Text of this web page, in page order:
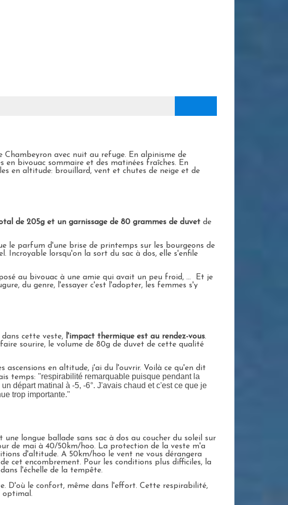
avec nuit au refuge. En alpinisme de
en bivouac sommaire et des matinées fraîches. En
en altitude: brouillard, vent et chutes de neige et de
de 205g et un garnissage de 80 grammes de duvet de
le parfum d'une brise de printemps sur les bourgeons de
Incroyable lorsqu'on la sort du sac à dos, elle s'enfile
au bivouac à une amie qui avait un peu froid, ... Et je
du genre, l'essayer c'est l'adopter, les femmes s'y
cette veste, l'impact thermique est au rendez-vous.
sourire, le volume de 80g de duvet de cette qualité
en altitude, j'ai du l'ouvrir. Voilà ce qu'en dit
temps: "respirabilité remarquable puisque pendant la
départ matinal à -5, -6°. J'avais chaud et c'est ce que je
trop importante."
longue ballade sans sac à dos au coucher du soleil sur
de mai à 40/50km/hoo. La protection de la veste m'a
d'altitude. A 50km/hoo le vent ne vous dérangera
cet encombrement. Pour les conditions plus difficiles, la
l'échelle de la tempête.
D'où le confort, même dans l'effort. Cette respirabilité,
optimal.